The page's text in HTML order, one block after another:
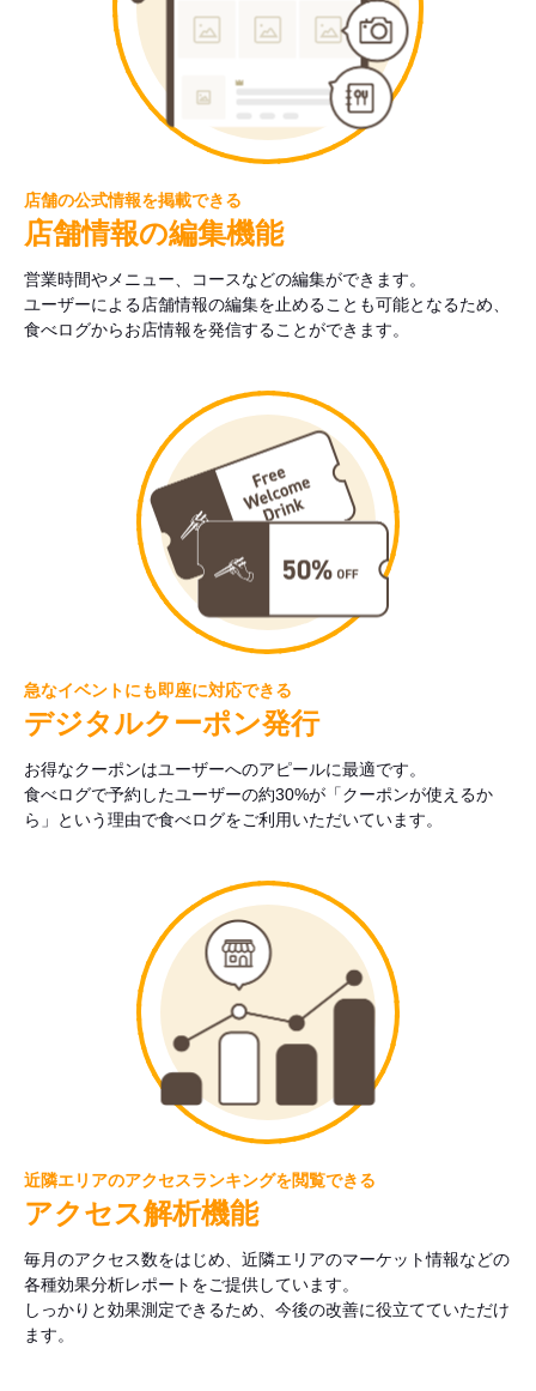
店舗の公式情報を掲載できる
店舗情報の編集機能
営業時間やメニュー、コースなどの編集ができます。
ユーザーによる店舗情報の編集を止めることも可能となるため、
食べログからお店情報を発信することができます。
急なイベントにも即座に対応できる
デジタルクーポン発行
お得なクーポンはユーザーへのアピールに最適です。
食べログで予約したユーザーの約30%が「クーポンが使えるか
ら」という理由で食べログをご利用いただいています。
近隣エリアのアクセスランキングを閲覧できる
アクセス解析機能
毎月のアクセス数をはじめ、近隣エリアのマーケット情報などの
各種効果分析レポートをご提供しています。
しっかりと効果測定できるため、今後の改善に役立てていただけ
ます。